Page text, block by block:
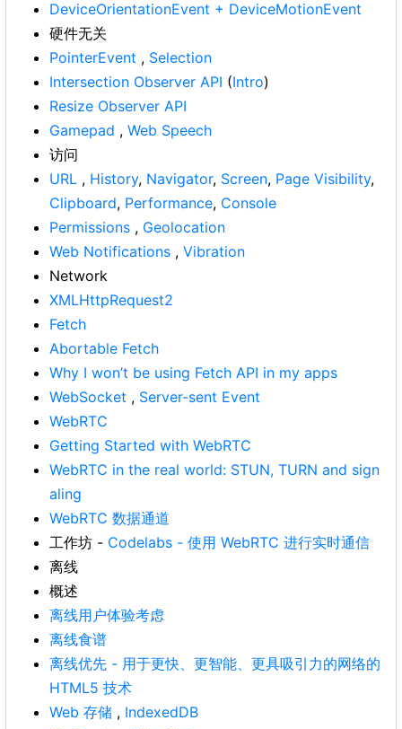
DeviceOrientationEvent + DeviceMotionEvent
硬件无关
PointerEvent , Selection
Intersection Observer API (Intro)
Resize Observer API
Gamepad , Web Speech
访问
URL , History, Navigator, Screen, Page Visibility,
Clipboard, Performance, Console
Permissions , Geolocation
Web Notifications , Vibration
Network
XMLHttpRequest2
Fetch
Abortable Fetch
Why I won’t be using Fetch API in my apps
WebSocket , Server-sent Event
WebRTC
Getting Started with WebRTC
WebRTC in the real world: STUN, TURN and sign
aling
WebRTC 数据通道
工作坊 - Codelabs - 使用 WebRTC 进行实时通信
离线
概述
离线用户体验考虑
离线食谱
离线优先 - 用于更快、更智能、更具吸引力的网络的
HTML5 技术
Web 存储 , IndexedDB